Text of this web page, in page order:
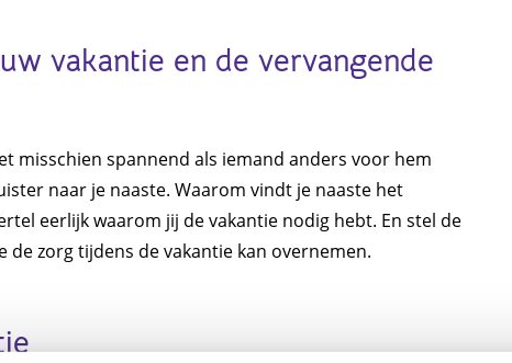
vakantie en de vervangende
misschien spannend als iemand anders voor hem
naar je naaste. Waarom vindt je naaste het
eerlijk waarom jij de vakantie nodig hebt. En stel de
zorg tijdens de vakantie kan overnemen.